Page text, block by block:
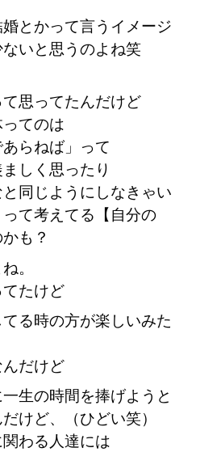
とかって言うイメージ
いと思うのよね笑
思ってたんだけど
てのは
らねば」って
しく思ったり
同じようにしなきゃい
て考えてる【自分の
も？
。
たけど
る時の方が楽しいみた
だけど
生の時間を捧げようと
けど、（ひどい笑）
わる人達には